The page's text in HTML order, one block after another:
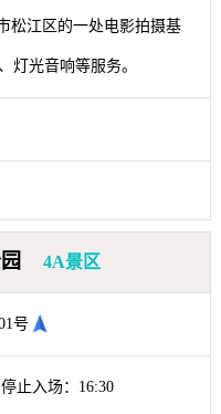
松江区的一处电影拍摄基
灯光音响等服务。
4A景区
号
止入场：16:30